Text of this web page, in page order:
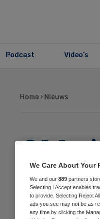
Podcast Video’s
Home › Nieuws
OM
We Care About Your
We and our 889 partners
Selecting I Accept enables
to provide. Selecting Reject
ads you see may not be as
any time by clicking the